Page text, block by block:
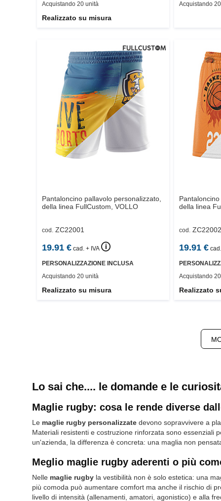
Acquistando 20 unità
Realizzato su misura
Acquistando
Pantaloncino pallavolo personalizzato,
della linea FullCustom, VOLLO
cod. ZC22001
19.91 € cad. + IVA 🛈
PERSONALIZZAZIONE INCLUSA
Acquistando 20 unità
Realizzato su misura
della linea
cod. ZC22002
19.91€
Acquistando
Realizzato
Lo sai che.... le domande e le
Maglie rugby: cosa le rende diverse
Le maglie rugby personalizzate devono sopravvivere a
Materiali resistenti e costruzione rinforzata sono essenziali
un'azienda, la differenza è concreta: una maglia non
Meglio maglie rugby aderenti o più
Nelle maglie rugby la vestibilità non è solo estetica: una
più comoda può aumentare comfort ma anche il rischio di
livello di intensità (allenamenti, amatori, agonistico) e alla